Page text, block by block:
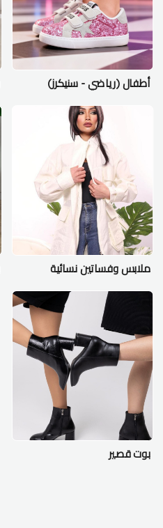
أطفال (رياضي - سنيكرز)
ملابس وفساتين نسائية
بوت قصير